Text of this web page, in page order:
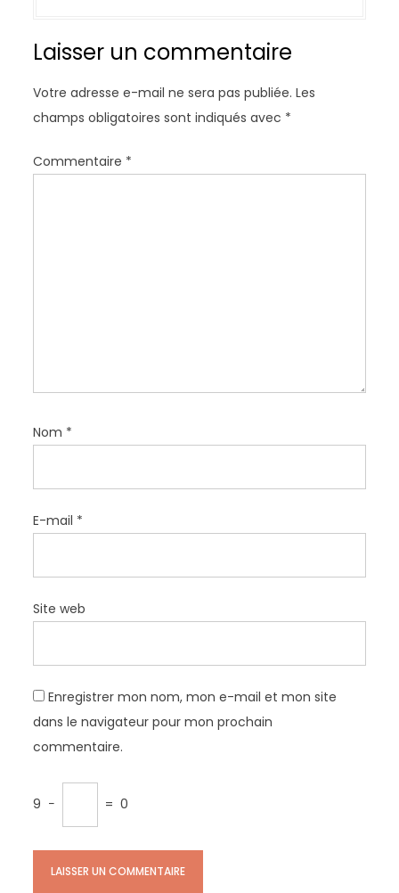
i
n
d
e
l
Laisser un commentaire
Votre adresse e-mail ne sera pas publiée. Les
champs obligatoires sont indiqués avec *
Commentaire *
Nom *
E-mail *
Site web
Enregistrer mon nom, mon e-mail et mon site
dans le navigateur pour mon prochain
commentaire.
9 − = 0